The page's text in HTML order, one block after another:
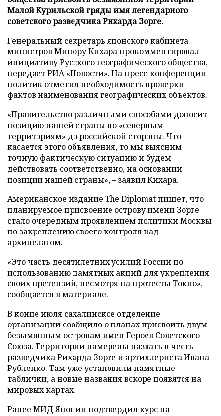
Малой Курильской гряды имя легендарного
советского разведчика Рихарда Зорге.
Генеральный секретарь японского кабинета
министров Минору Кихара прокомментировал
инициативу Русского географического общества,
передаетРИА «Новости». На пресс-конференции
политик отметил необходимость проверки
фактов наименования географических объектов.
«Правительство различными способами доносит
позицию нашей страны по «северным
территориям» до российской стороны. Что
касается этого объявления, то мы выясним
точную фактическую ситуацию и будем
действовать соответственно, на основании
позиции нашей страны», – заявил Кихара.
Американское издание The Diplomat пишет, что
планируемое присвоение острову имени Зорге
стало очередным проявлением политики Москвы
по закреплению своего контроля над
архипелагом.
«Это часть десятилетних усилий России по
использованию памятных акций для укрепления
своих претензий, несмотря на протесты Токио», –
сообщается в материале.
В конце июля сахалинское отделение
организации сообщило о планах присвоить двум
безымянным островам имен Героев Советского
Союза. Территории намерены назвать в честь
разведчика Рихарда Зорге и артиллериста Ивана
Рубленко. Там уже установили памятные
таблички, а новые названия вскоре появятся на
мировых картах.
Ранее МИД Японииподтвердилкурс на